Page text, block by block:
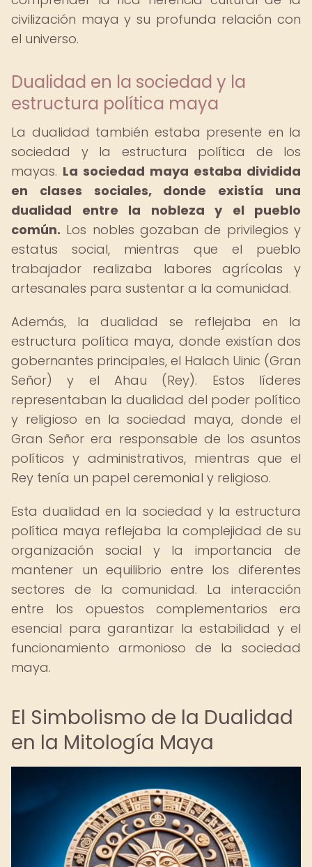
civilización maya y su profunda relación con
el universo.
Dualidad en la sociedad y la
estructura política maya
La dualidad también estaba presente en la
sociedad y la estructura política de los
mayas. La sociedad maya estaba dividida
en clases sociales, donde existía una
dualidad entre la nobleza y el pueblo
común. Los nobles gozaban de privilegios y
estatus social, mientras que el pueblo
trabajador realizaba labores agrícolas y
artesanales para sustentar a la comunidad.
Además, la dualidad se reflejaba en la
estructura política maya, donde existían dos
gobernantes principales, el Halach Uinic (Gran
Señor) y el Ahau (Rey). Estos líderes
representaban la dualidad del poder político
y religioso en la sociedad maya, donde el
Gran Señor era responsable de los asuntos
políticos y administrativos, mientras que el
Rey tenía un papel ceremonial y religioso.
Esta dualidad en la sociedad y la estructura
política maya reflejaba la complejidad de su
organización social y la importancia de
mantener un equilibrio entre los diferentes
sectores de la comunidad. La interacción
entre los opuestos complementarios era
esencial para garantizar la estabilidad y el
funcionamiento armonioso de la sociedad
maya.
El Simbolismo de la Dualidad
en la Mitología Maya